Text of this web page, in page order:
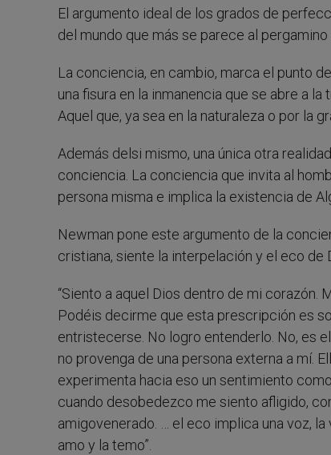
El argumento ideal de los grados de
del mundo que más se parece al
La conciencia, en cambio, marca el punto
una fisura en la inmanencia que se abre a
Aquel que, ya sea en la naturaleza o por la
Además delsi mismo, una única otra
conciencia. La conciencia que invita al
persona misma e implica la existencia de
Newman pone este argumento de la
cristiana, siente la interpelación y el eco de
“Siento a aquel Dios dentro de mi corazón.
Podéis decirme que esta prescripción es
entristecerse. No logro entenderlo. No, es
no provenga de una persona externa a mí.
experimenta hacia eso un sentimiento
cuando desobedezco me siento afligido,
amigovenerado. … el eco implica una voz,
amo y la temo”.